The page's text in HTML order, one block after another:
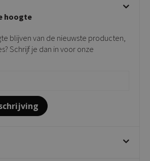
hoogte
blijven van de nieuwste producten,
Schrijf je dan in voor onze